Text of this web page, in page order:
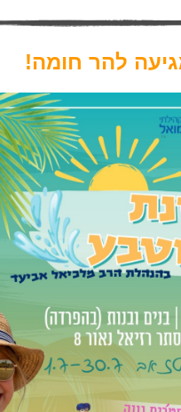
להר חומה!